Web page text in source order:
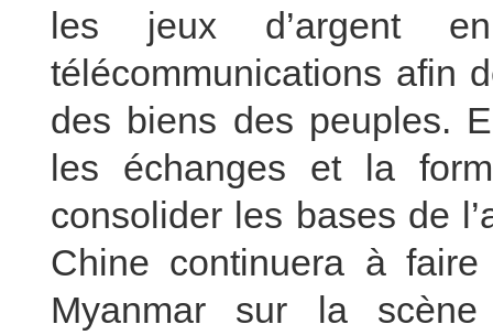
les jeux d’argent
télécommunications afin
des biens des peuples.
les échanges et la
consolider les bases de
Chine continuera à
Myanmar sur la